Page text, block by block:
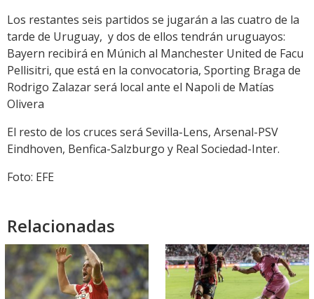
Los restantes seis partidos se jugarán a las cuatro de la
tarde de Uruguay, y dos de ellos tendrán uruguayos:
Bayern recibirá en Múnich al Manchester United de Facu
Pellisitri, que está en la convocatoria, Sporting Braga de
Rodrigo Zalazar será local ante el Napoli de Matías
Olivera
El resto de los cruces será Sevilla-Lens, Arsenal-PSV
Eindhoven, Benfica-Salzburgo y Real Sociedad-Inter.
Foto: EFE
Relacionadas